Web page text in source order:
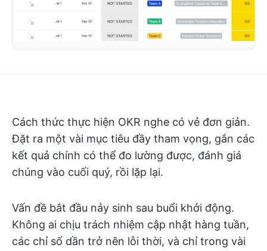
Cách thức thực hiện OKR nghe có vẻ đơn giản.
Đặt ra một vài mục tiêu đầy tham vọng, gắn các
kết quả chính có thể đo lường được, đánh giá
chúng vào cuối quý, rồi lặp lại.
Vấn đề bắt đầu nảy sinh sau buổi khởi động.
Không ai chịu trách nhiệm cập nhật hàng tuần,
các chỉ số dần trở nên lỗi thời, và chỉ trong vài